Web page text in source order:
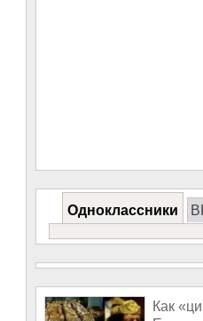
Одноклассники
Как